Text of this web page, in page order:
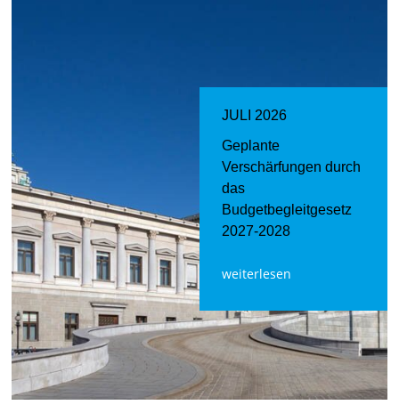
JULI 2026
Geplante
Verschärfungen durch
das
Budgetbegleitgesetz
2027-2028
weiterlesen